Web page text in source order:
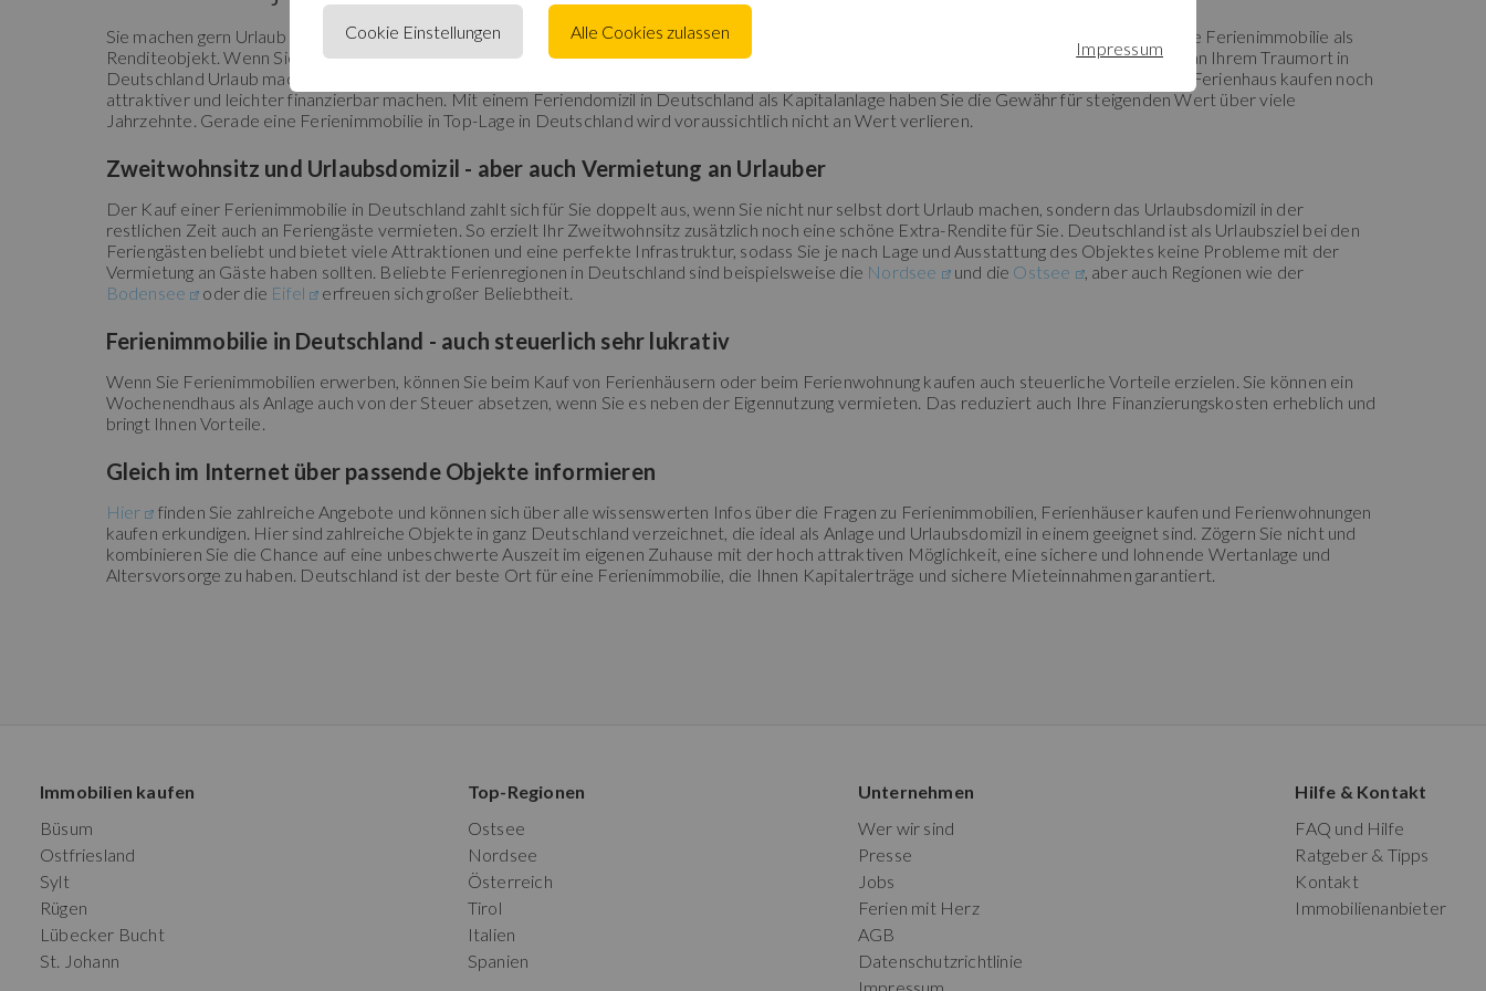
Sie machen gern Urlaub in Deutschland? Dann entscheiden Sie sich doch gerade jetzt in der besten Zeit für Immobilien als Kapitalanlage für eine Ferienimmobilie als
Renditeobjekt. Wenn Sie ein Ferienhaus kaufen oder sich entscheiden eine Ferienwohnung zu kaufen, können Sie völlig unabhängig und flexibel an Ihrem Traumort in
Deutschland Urlaub machen und zusätzlich durch Vermietung an Feriengäste über das Jahr erhebliche Mieteinnahmen erwirtschaften, die das Ferienhaus kaufen noch
attraktiver und leichter finanzierbar machen. Mit einem Feriendomizil in Deutschland als Kapitalanlage haben Sie die Gewähr für steigenden Wert über viele
Jahrzehnte. Gerade eine Ferienimmobilie in Top-Lage in Deutschland wird voraussichtlich nicht an Wert verlieren.
Zweitwohnsitz und Urlaubsdomizil - aber auch Vermietung an Urlauber
Der Kauf einer Ferienimmobilie in Deutschland zahlt sich für Sie doppelt aus, wenn Sie nicht nur selbst dort Urlaub machen, sondern das Urlaubsdomizil in der
restlichen Zeit auch an Feriengäste vermieten. So erzielt Ihr Zweitwohnsitz zusätzlich noch eine schöne Extra-Rendite für Sie. Deutschland ist als Urlaubsziel bei den
Feriengästen beliebt und bietet viele Attraktionen und eine perfekte Infrastruktur, sodass Sie je nach Lage und Ausstattung des Objektes keine Probleme mit der
Vermietung an Gäste haben sollten. Beliebte Ferienregionen in Deutschland sind beispielsweise die Nordsee und die Ostsee
, aber auch Regionen wie der
Bodensee
oder die Eifel erfreuen sich großer Beliebtheit.
Ferienimmobilie in Deutschland - auch steuerlich sehr lukrativ
Wenn Sie Ferienimmobilien erwerben, können Sie beim Kauf von Ferienhäusern oder beim Ferienwohnung kaufen auch steuerliche Vorteile erzielen. Sie können ein
Wochenendhaus als Anlage auch von der Steuer absetzen, wenn Sie es neben der Eigennutzung vermieten. Das reduziert auch Ihre Finanzierungskosten erheblich und
bringt Ihnen Vorteile.
Gleich im Internet über passende Objekte informieren
Hier
finden Sie zahlreiche Angebote und können sich über alle wissenswerten Infos über die Fragen zu Ferienimmobilien, Ferienhäuser kaufen und Ferienwohnungen
kaufen erkundigen. Hier sind zahlreiche Objekte in ganz Deutschland verzeichnet, die ideal als Anlage und Urlaubsdomizil in einem geeignet sind. Zögern Sie nicht und
kombinieren Sie die Chance auf eine unbeschwerte Auszeit im eigenen Zuhause mit der hoch attraktiven Möglichkeit, eine sichere und lohnende Wertanlage und
Altersvorsorge zu haben. Deutschland ist der beste Ort für eine Ferienimmobilie, die Ihnen Kapitalerträge und sichere Mieteinnahmen garantiert.
Immobilien kaufen
Büsum
Ostfriesland
Sylt
Rügen
Lübecker Bucht
St. Johann
Top-Regionen
Ostsee
Nordsee
Österreich
Tirol
Italien
Spanien
Unternehmen
Wer wir sind
Presse
Jobs
Ferien mit Herz
AGB
Datenschutzrichtlinie
Hilfe & Kontakt
FAQ und Hilfe
Ratgeber & Tipps
Kontakt
Immobilienanbieter
Cookie Einstellungen Alle Cookies zulassen
Impressum